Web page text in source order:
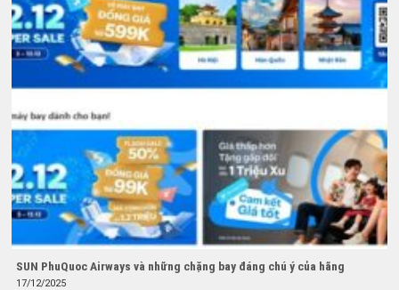
SUN PhuQuoc Airways và những chặng bay đáng chú ý của hãng
17/12/2025